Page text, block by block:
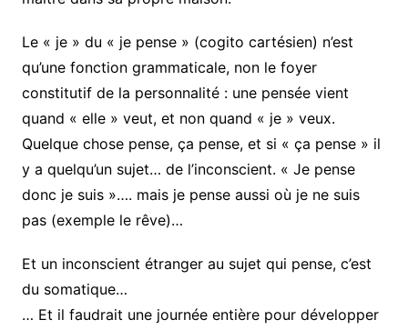
Le « je » du « je pense » (cogito cartésien) n’est
qu’une fonction grammaticale, non le foyer
constitutif de la personnalité : une pensée vient
quand « elle » veut, et non quand « je » veux.
Quelque chose pense, ça pense, et si « ça pense » il
y a quelqu’un sujet… de l’inconscient. « Je pense
donc je suis »…. mais je pense aussi où je ne suis
pas (exemple le rêve)…
Et un inconscient étranger au sujet qui pense, c’est
du somatique…
… Et il faudrait une journée entière pour développer